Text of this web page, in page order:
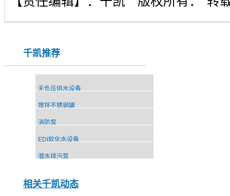
千凯推荐
无负压供水设备
搅拌不锈钢罐
消防泵
EDI软化水设备
潜水排污泵
相关千凯动态